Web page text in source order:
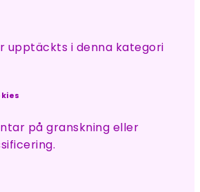
upptäckts i denna kategori
på granskning eller